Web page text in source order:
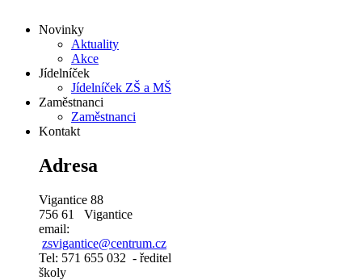
Novinky
Aktuality
Akce
Jídelníček
Jídelníček ZŠ a MŠ
Zaměstnanci
Zaměstnanci
Kontakt
Adresa
Vigantice 88
756 61 Vigantice
email:
zsvigantice@centrum.cz
Tel: 571 655 032 - ředitel
školy